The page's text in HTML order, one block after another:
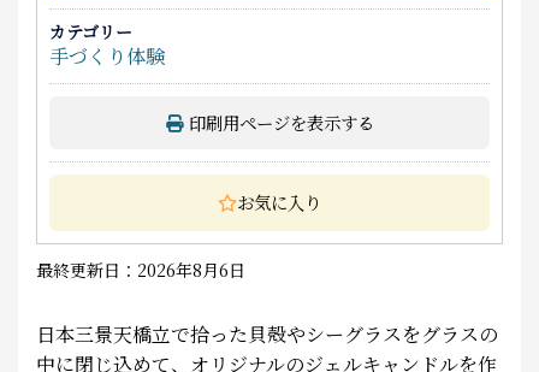
カテゴリー
手づくり体験
印刷用ページを表示する
お気に入り
最終更新日：2026年8月6日
日本三景天橋立で拾った貝殻やシーグラスをグラスの
中に閉じ込めて、オリジナルのジェルキャンドルを作